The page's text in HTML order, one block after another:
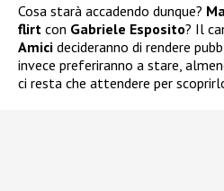
Cosa starà accadendo dunque?
flirt con Gabriele Esposito? Il
Amici decideranno di rendere
invece preferiranno a stare,
ci resta che attendere per